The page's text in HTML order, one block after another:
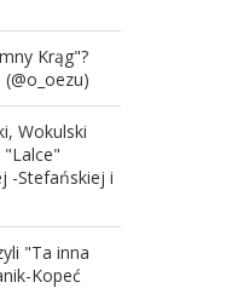
Krąg"?
Wokulski
"Lalce"
-Stefańskiej i
"Ta inna
Kopeć